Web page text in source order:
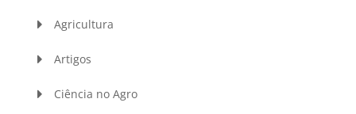
Agricultura
Artigos
Ciência no Agro